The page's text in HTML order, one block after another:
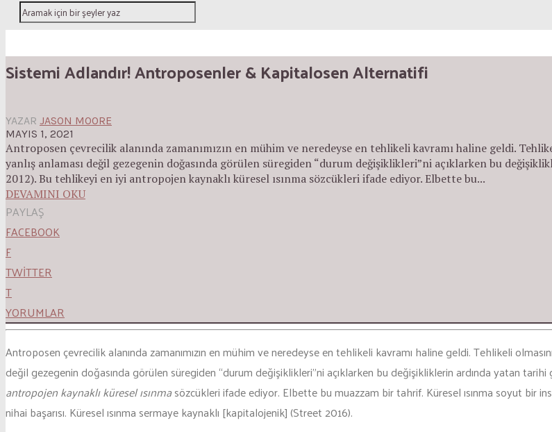
Sistemi Adlandır! Antroposenler & Kapitalosen Alternatifi
YAZAR JASON MOORE
MAYIS 1, 2021
Antroposen çevrecilik alanında zamanımızın en mühim ve neredeyse en tehlikeli kavramı haline geldi.
yanlış anlaması değil gezegenin doğasında görülen süregiden “durum değişiklikleri”ni açıklarken bu
2012). Bu tehlikeyi en iyi antropojen kaynaklı küresel ısınma sözcükleri ifade ediyor. Elbette bu...
DEVAMINI OKU
PAYLAŞ
FACEBOOK
F
TWITTER
T
YORUMLAR
Antroposen çevrecilik alanında zamanımızın en mühim ve neredeyse en tehlikeli kavramı haline geldi. Tehlikeli
değil gezegenin doğasında görülen süregiden “durum değişiklikleri”ni açıklarken bu değişikliklerin ardında yatan
antropojen kaynaklı küresel ısınmasözcükleri ifade ediyor. Elbette bu muazzam bir tahrif. Küresel ısınma soyut bir
nihai başarısı. Küresel ısınma sermaye kaynaklı [kapitalojenik] (Street 2016).